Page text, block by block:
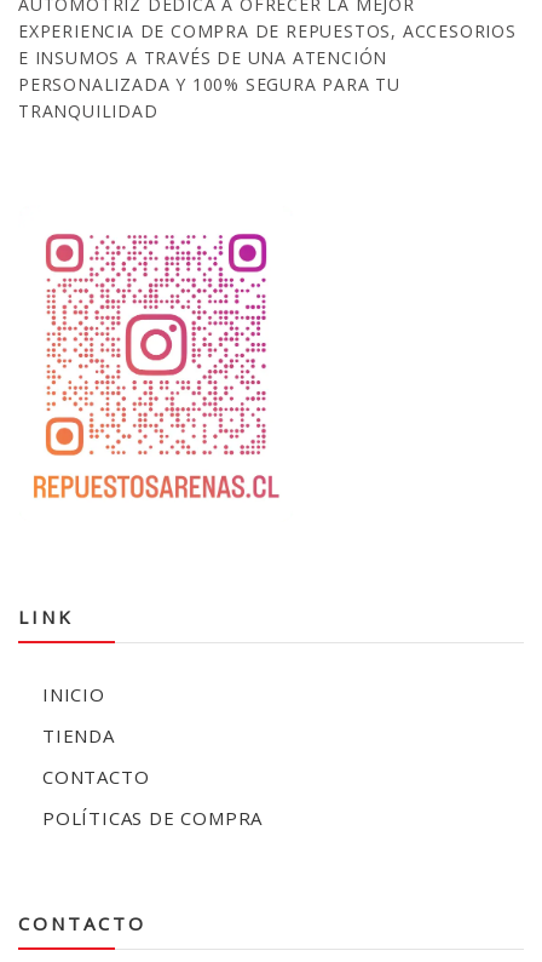
EXPERIENCIA DE COMPRA DE REPUESTOS, ACCESORIOS
E INSUMOS A TRAVÉS DE UNA ATENCIÓN
PERSONALIZADA Y 100% SEGURA PARA TU
TRANQUILIDAD
LINK
INICIO
TIENDA
CONTACTO
POLÍTICAS DE COMPRA
CONTACTO